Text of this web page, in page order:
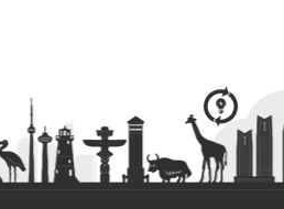
ารป้องกันการทุจริตประจำปี